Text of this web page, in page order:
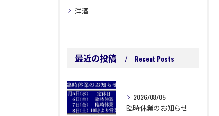
洋酒
最近の投稿 Recent Posts
2026/08/05
臨時休業のお知らせ